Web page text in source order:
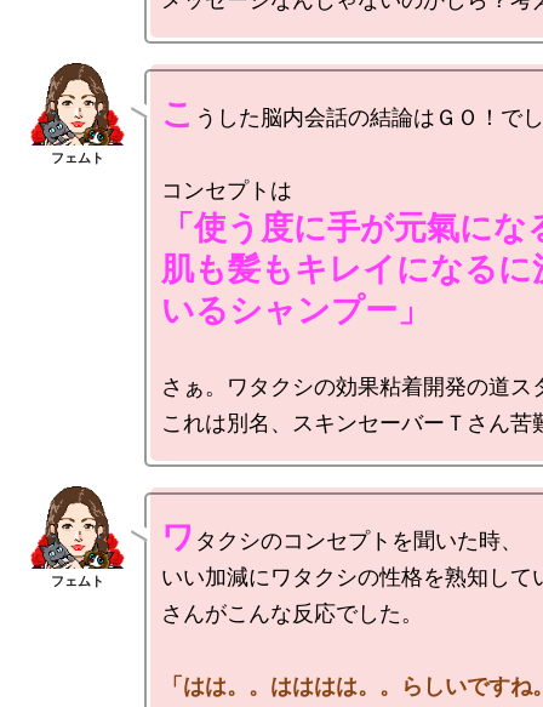
こ うした脳内会話の結論はＧＯ！で
「使う度に手が元氣にな
肌も髪もキレイになるに
いるシャンプー」
さぁ。ワタクシの効果粘着開発の道ス
ワ タクシのコンセプトを聞いた時、
いい加減にワタクシの性格を熟知して
さんがこんな反応でした。
「はは。。はははは。。らしいですね